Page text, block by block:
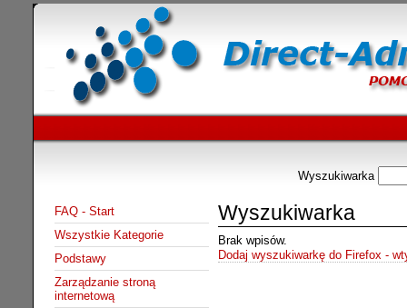
Wyszukiwarka
FAQ - Start
Wszystkie Kategorie
Podstawy
Zarządzanie stroną
internetową
Wyszukiwarka
Brak wpisów.
Dodaj wyszukiwarkę do Firefox -